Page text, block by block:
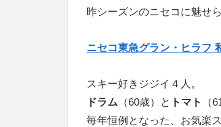
昨シーズンのニセコに魅せ
ニセコ東急グラン・ヒラフ
スキー好きジジイ４人。
ドラム （60歳）と トマト （
毎年恒例となった、お気楽